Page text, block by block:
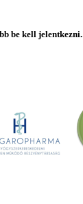
be kell jelentkezni.